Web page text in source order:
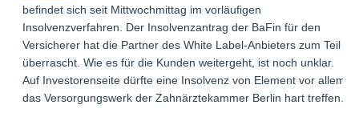
befindet sich seit Mittwochmittag im vorläufigen
Insolvenzverfahren. Der Insolvenzantrag der BaFin für den
Versicherer hat die Partner des White Label-Anbieters zum Teil
überrascht. Wie es für die Kunden weitergeht, ist noch unklar.
Auf Investorenseite dürfte eine Insolvenz von Element vor allem
das Versorgungswerk der Zahnärztekammer Berlin hart treffen.